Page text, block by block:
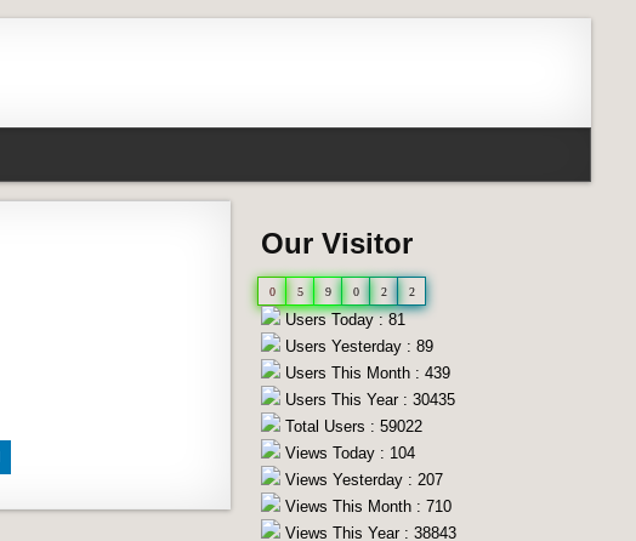
Our Visitor
0 5 9 0 2 2
Users Today : 81
Users Yesterday : 89
Users This Month : 439
Users This Year : 30435
Total Users : 59022
Views Today : 104
Views Yesterday : 207
Views This Month : 710
Views This Year : 38843